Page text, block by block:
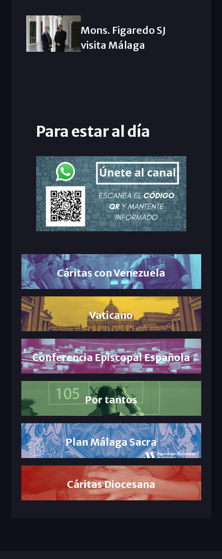
Mons. Figaredo SJ
visita Málaga
Para estar al día
Cáritas con Venezuela
Vaticano
Conferencia Episcopal Española
Por tantos
Plan Málaga Sacra
Cáritas Diocesana